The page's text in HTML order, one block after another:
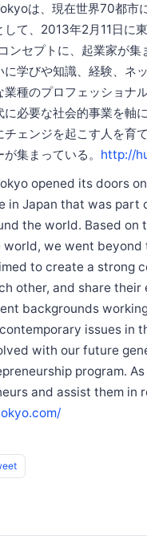
は、現在世界70都市
して、2013年2月11日に
ンセプトに、起業家が
に学びや知識、経験、ネ
業種のプロフェッショナ
に必要な社会的事業を軸
チェンジを起こす人を
集まっている。 http://
opened its doors
in Japan that was
the world. Based
world, we went
to create a strong
other, and share
backgrounds
issues in
with our future
program.
and assist them